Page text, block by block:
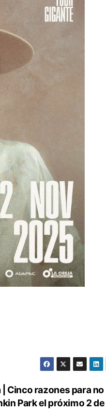
Cinco razones para
Park el próximo 2